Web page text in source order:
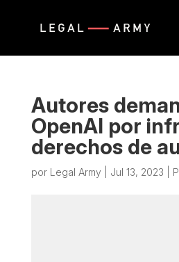
Autores
OpenAI por
derechos de
por Legal Army Jul 13, 2023